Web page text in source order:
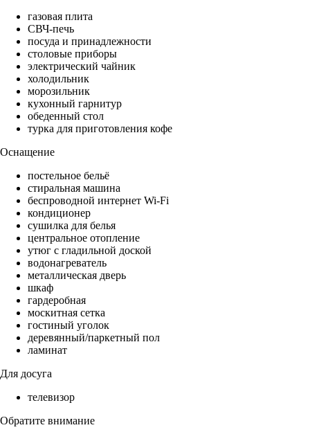
газовая плита
СВЧ-печь
посуда и принадлежности
столовые приборы
электрический чайник
холодильник
морозильник
кухонный гарнитур
обеденный стол
турка для приготовления кофе
Оснащение
постельное бельё
стиральная машина
беспроводной интернет Wi-Fi
кондиционер
сушилка для белья
центральное отопление
утюг с гладильной доской
водонагреватель
металлическая дверь
шкаф
гардеробная
москитная сетка
гостиный уголок
деревянный/паркетный пол
ламинат
Для досуга
телевизор
Обратите внимание